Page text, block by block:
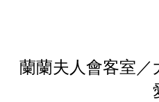
蘭蘭夫人會客室